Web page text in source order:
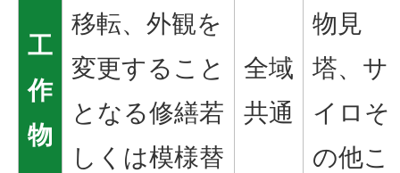
工
作
物
移転、外観を
変更すること
となる修繕若
しくは模様替
全域
共通
物見
塔、サ
イロそ
の他こ